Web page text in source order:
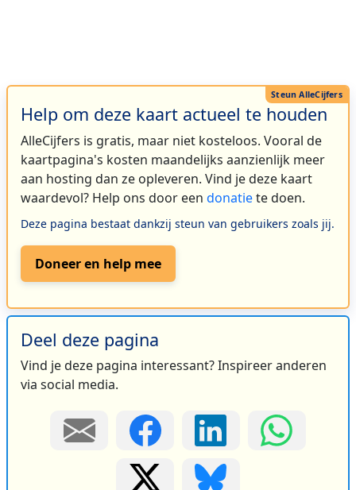
Help om deze kaart actueel te houden
AlleCijfers is gratis, maar niet kosteloos. Vooral de
kaartpagina's kosten maandelijks aanzienlijk meer
aan hosting dan ze opleveren. Vind je deze kaart
waardevol? Help ons door een donatiete doen.
Deze pagina bestaat dankzij steun van gebruikers zoals jij.
Doneer en help mee
Deel deze pagina
Vind je deze pagina interessant? Inspireer anderen
via social media.